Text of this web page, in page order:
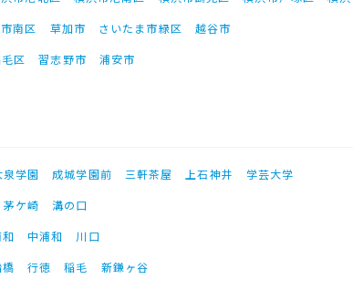
南区 草加市 さいたま市緑区
越谷市
区 習志野市 浦安市
泉学園 成城学園前 三軒茶屋 上石神井
学芸大学
茅ケ崎
溝の口
中浦和
川口
行徳 稲毛 新鎌ヶ谷